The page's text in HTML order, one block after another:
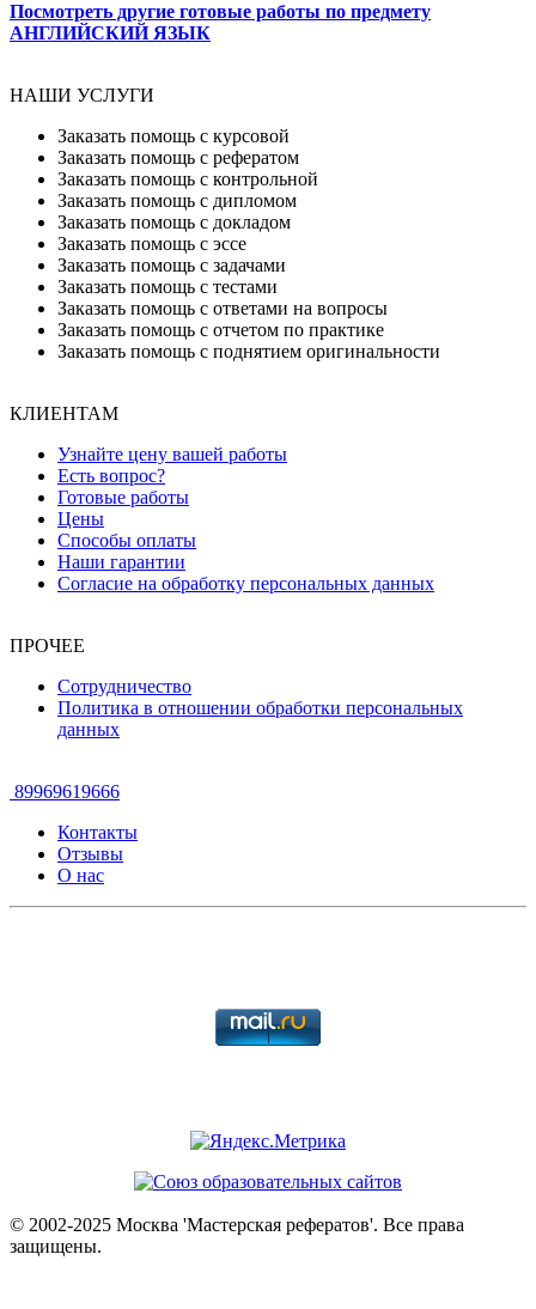
Посмотреть другие готовые работы по предмету
АНГЛИЙСКИЙ ЯЗЫК
НАШИ УСЛУГИ
Заказать помощь с курсовой
Заказать помощь с рефератом
Заказать помощь с контрольной
Заказать помощь с дипломом
Заказать помощь с докладом
Заказать помощь с эссе
Заказать помощь с задачами
Заказать помощь с тестами
Заказать помощь с ответами на вопросы
Заказать помощь с отчетом по практике
Заказать помощь с поднятием оригинальности
КЛИЕНТАМ
Узнайте цену вашей работы
Есть вопрос?
Готовые работы
Цены
Способы оплаты
Наши гарантии
Согласие на обработку персональных данных
ПРОЧЕЕ
Сотрудничество
Политика в отношении обработки персональных
данных
89969619666
Контакты
Отзывы
О нас
© 2002-2025 Москва 'Мастерская рефератов'. Все права
защищены.